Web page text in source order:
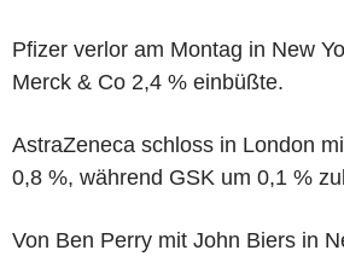
Pfizer verlor am Montag in New
Merck & Co 2,4 % einbüßte.
AstraZeneca schloss in London
0,8 %, während GSK um 0,1 %
Von Ben Perry mit John Biers in